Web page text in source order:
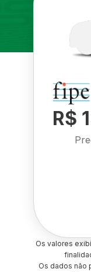
R$
Os valores
Os dados não